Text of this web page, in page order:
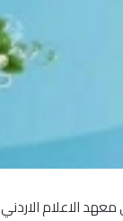
الاعلام الاردني